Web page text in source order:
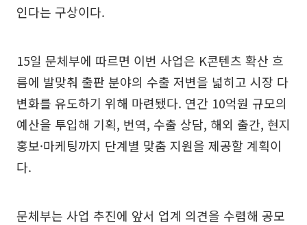
인다는 구상이다.
15일 문체부에 따르면 이번 사업은 K콘텐츠 확산 흐
름에 발맞춰 출판 분야의 수출 저변을 넓히고 시장 다
변화를 유도하기 위해 마련됐다. 연간 10억원 규모의
예산을 투입해 기획, 번역, 수출 상담, 해외 출간, 현지
홍보·마케팅까지 단계별 맞춤 지원을 제공할 계획이
다.
문체부는 사업 추진에 앞서 업계 의견을 수렴해 공모